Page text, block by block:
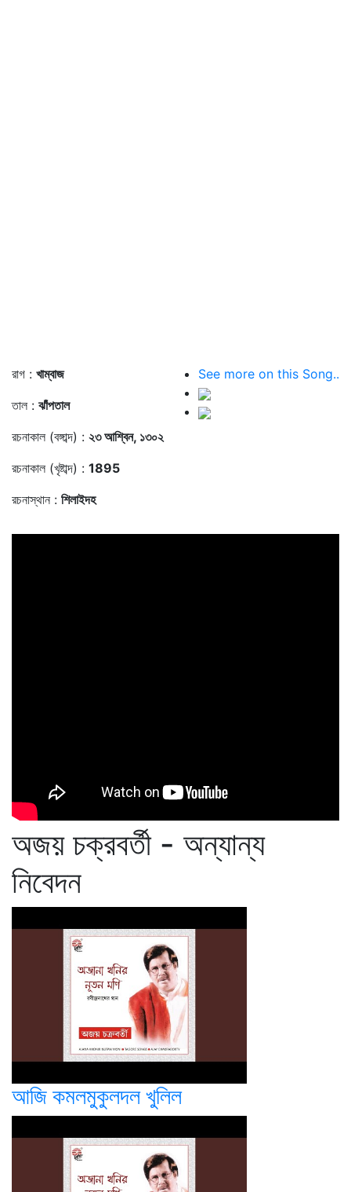
রাগ : খাম্বাজ
তাল : ঝাঁপতাল
রচনাকাল (বঙ্গাব্দ) : ২৩ আশ্বিন, ১৩০২
রচনাকাল (খৃষ্টাব্দ) : 1895
রচনাস্থান : শিলাইদহ
See more on this Song..
অজয় চক্রবর্তী - অন্যান্য
নিবেদন
আজি কমলমুকুলদল খুলিল